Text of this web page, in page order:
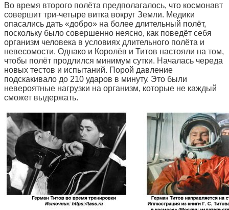
Во время второго полёта предполагалось, что космонавт
совершит три-четыре витка вокруг Земли. Медики
опасались дать «добро» на более длительный полёт,
поскольку было совершенно неясно, как поведёт себя
организм человека в условиях длительного полёта и
невесомости. Однако и Королёв и Титов настояли на том,
чтобы полёт продлился минимум сутки. Началась череда
новых тестов и испытаний. Порой давление
подскакивало до 210 ударов в минуту. Это были
невероятные нагрузки на организм, которые не каждый
сможет выдержать.